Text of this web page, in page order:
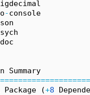
-console
Summary
====================
Package (+8